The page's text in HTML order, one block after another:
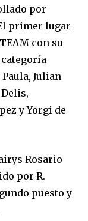
por
primer lugar
con su
categoría
Julian
y Yorgi de
Rosario
por R.
puesto y